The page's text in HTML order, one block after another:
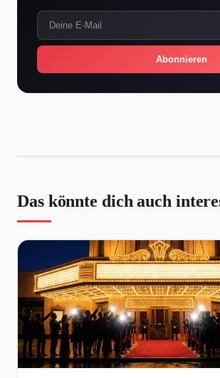
Abonnieren
Das könnte dich auch